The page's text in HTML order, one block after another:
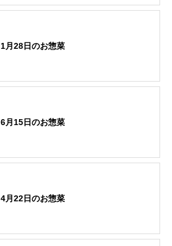
1月28日のお惣菜
6月15日のお惣菜
4月22日のお惣菜